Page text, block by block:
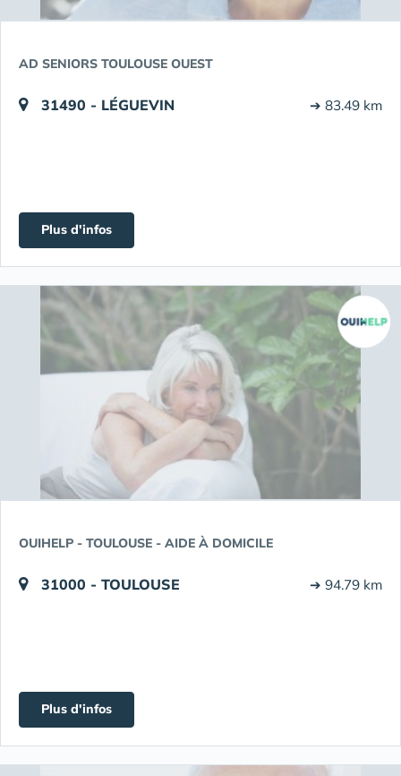
AD SENIORS TOULOUSE OUEST
31490 - LÉGUEVIN ➔ 83.49 km
Plus d'infos
OUIHELP - TOULOUSE - AIDE À DOMICILE
31000 - TOULOUSE ➔ 94.79 km
Plus d'infos